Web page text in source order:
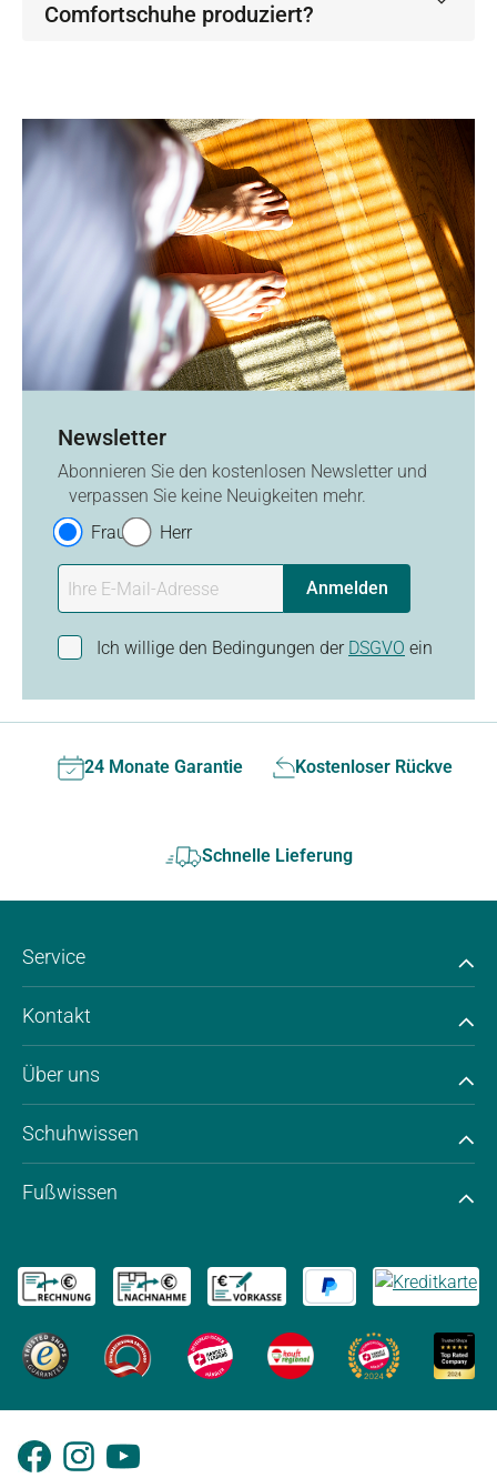
Comfortschuhe produziert?
Newsletter
Abonnieren Sie den kostenlosen Newsletter und
verpassen Sie keine Neuigkeiten mehr.
Frau
Herr
Anmelden
Ich willige den Bedingungen der DSGVO ein
24 Monate Garantie Kostenloser Rückversand
Schnelle Lieferung
Service
Kontakt
Über uns
Schuhwissen
Fußwissen